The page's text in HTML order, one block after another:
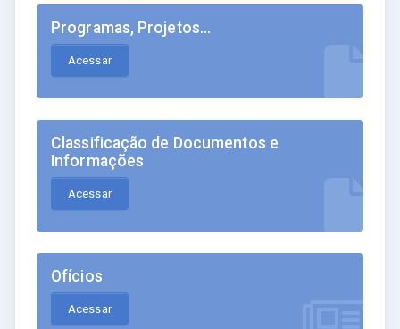
Programas, Projetos...
Acessar
Classificação de Documentos e
Informações
Acessar
Ofícios
Acessar